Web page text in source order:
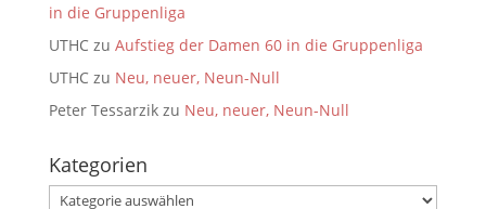
in die Gruppenliga
UTHCzu Aufstieg der Damen 60 in die Gruppenliga
UTHCzu Neu, neuer, Neun-Null
Peter Tessarzikzu Neu, neuer, Neun-Null
Kategorien
Kategorien